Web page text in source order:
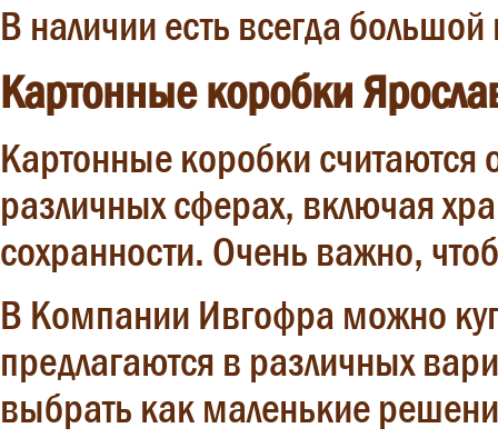
В наличии есть всегда
Картонные коробки
Картонные коробки считаются
различных сферах, включая
сохранности. Очень важно,
В Компании Ивгофра можно
предлагаются в различных
выбрать как маленькие